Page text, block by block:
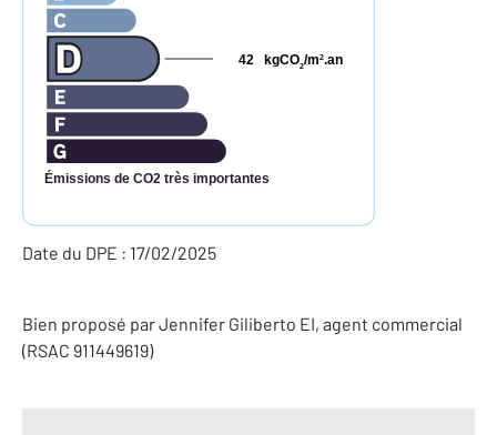
Émissions de CO2 très importantes
kgCO2/m2.an
42
Date du DPE : 17/02/2025
Bien proposé parJennifer Giliberto EI, agent commercial
(RSAC 911449619)